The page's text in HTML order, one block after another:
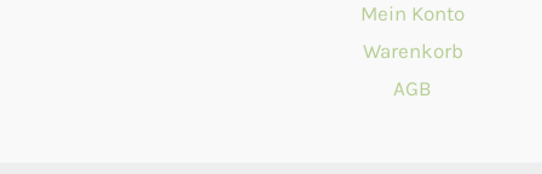
Mein Konto
Warenkorb
AGB